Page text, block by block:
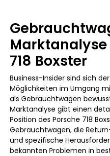
Marktanalyse
718 Boxster
Business-Insider sind sich
Möglichkeiten im Umgang
als Gebrauchtwagen
Marktanalyse gibt einen
Position des Porsche 718
Gebrauchtwagen, die
und spezifische
bekannten Problemen in